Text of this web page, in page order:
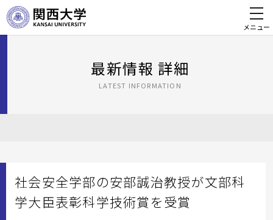
メニュー
最新情報 詳細
LATEST INFORMATION
社会安全学部の安部誠治教授が文部科
学大臣表彰科学技術賞を受賞